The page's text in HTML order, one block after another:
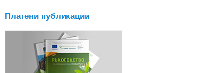
Платени публикации